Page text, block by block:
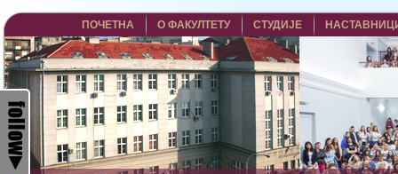
ПОЧЕТНА О ФАКУЛТЕТУ СТУДИЈЕ